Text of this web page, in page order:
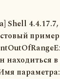
Shell
находиться